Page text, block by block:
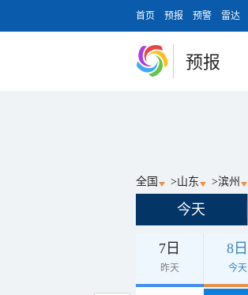
首页 预报 预警 雷达
预报
全国 >山东 >滨州
今天
7日
昨天
8日
今天